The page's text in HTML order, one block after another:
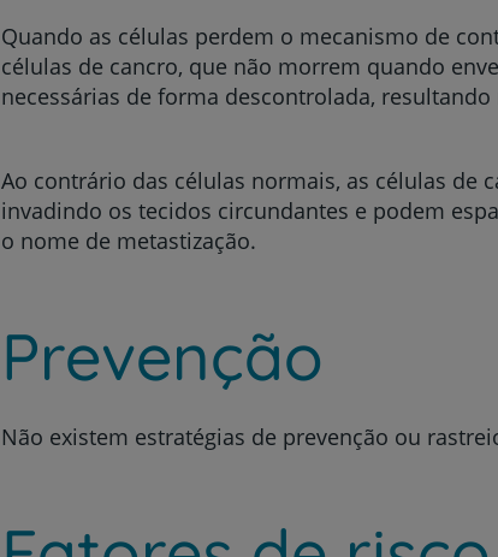
Quando as células perdem o mecanismo de
células de cancro, que não morrem quando
necessárias de forma descontrolada,
Ao contrário das células normais, as células de
invadindo os tecidos circundantes e podem
o nome de metastização.
Prevenção
Não existem estratégias de prevenção ou